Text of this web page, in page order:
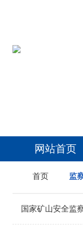
网站首页
首页 监
国家矿山安全监